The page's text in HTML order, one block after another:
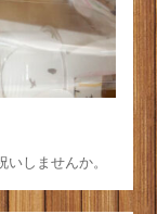
しませんか。